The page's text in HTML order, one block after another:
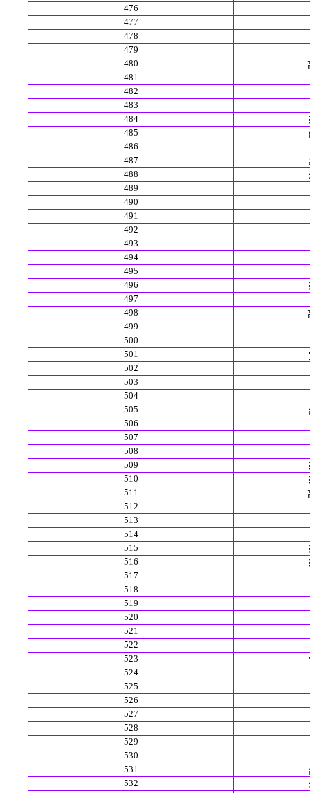
476
477
478
479
480
481
482
483
484
485
486
487
488
489
490
491
492
493
494
495
496
497
498
499
500
501
502
503
504
505
506
507
508
509
510
511
512
513
514
515
516
517
518
519
520
521
522
523
524
525
526
527
528
529
530
531
532